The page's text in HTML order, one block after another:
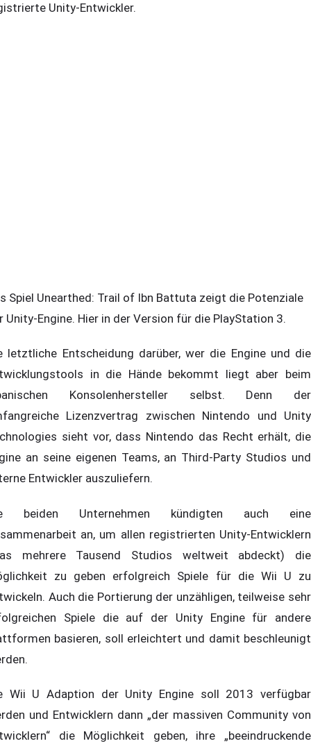
Unity-Entwickler.
Spiel Unearthed: Trail of Ibn Battuta zeigt die Potenziale
Unity-Engine. Hier in der Version für die PlayStation 3.
letztliche Entscheidung darüber, wer die Engine und die
in die Hände bekommt liegt aber beim
Konsolenhersteller selbst. Denn der
Lizenzvertrag zwischen Nintendo und Unity
sieht vor, dass Nintendo das Recht erhält, die
an seine eigenen Teams, an Third-Party Studios und
Entwickler auszuliefern.
beiden Unternehmen kündigten auch eine
an, um allen registrierten Unity-Entwicklern
mehrere Tausend Studios weltweit abdeckt) die
zu geben erfolgreich Spiele für die Wii U zu
Auch die Portierung der unzähligen, teilweise sehr
Spiele die auf der Unity Engine für andere
basieren, soll erleichtert und damit beschleunigt
Wii U Adaption der Unity Engine soll 2013 verfügbar
und Entwicklern dann „der massiven Community von
die Möglichkeit geben, ihre „beeindruckende